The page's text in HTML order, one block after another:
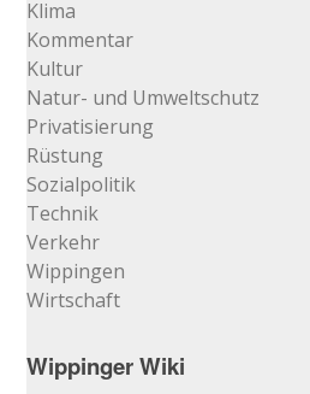
Klima
Kommentar
Kultur
Natur- und Umweltschutz
Privatisierung
Rüstung
Sozialpolitik
Technik
Verkehr
Wippingen
Wirtschaft
Wippinger Wiki